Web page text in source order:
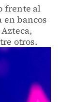
frente al
en bancos
otros.